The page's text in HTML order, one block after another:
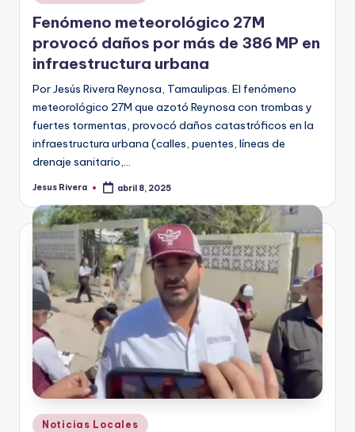
en
Fenómeno meteorológico 27M
provocó daños por más de 386 MP en
infraestructura urbana
Por Jesús Rivera Reynosa, Tamaulipas. El fenómeno
meteorológico 27M que azotó Reynosa con trombas y
fuertes tormentas, provocó daños catastróficos en la
infraestructura urbana (calles, puentes, líneas de
drenaje sanitario,…
Publicado
Jesus Rivera abril 8, 2025
Publicado
Noticias Locales